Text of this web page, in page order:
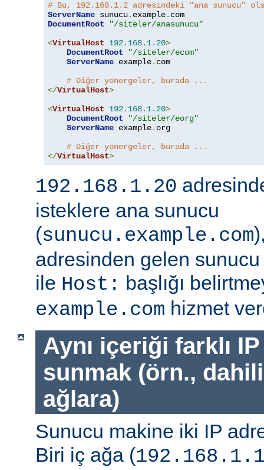
# Bu, 192.168.1.2 adresindeki "ana sunucu"
ServerName sunucu. example.
DocumentRoot
"/siteler/anasunucu"
<VirtualHost 192.168. 1.20>
DocumentRoot
"/siteler/ecom"
ServerName example. com
# Diğer yönergeler, burada ...
</VirtualHost>
<VirtualHost 192.168. 1.20>
DocumentRoot
"/siteler/eorg"
ServerName example. org
# Diğer yönergeler, burada ...
</VirtualHost>
192.168.1.20
isteklere ana sunucu
(sunucu.example.com
adresinden gelen
ile Host: başlığı
example.com hizmet
Aynı içeriği farklı
sunmak (örn.,
ağlara)
Sunucu makine iki IP
Biri iç ağa (